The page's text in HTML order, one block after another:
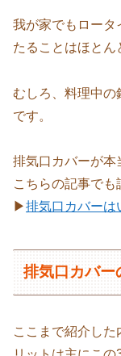
我が家でもロータ
たることはほとん
むしろ、料理中の
です。
排気口カバーが本
こちらの記事でも
▶排気口カバーは
排気口カバー
ここまで紹介し